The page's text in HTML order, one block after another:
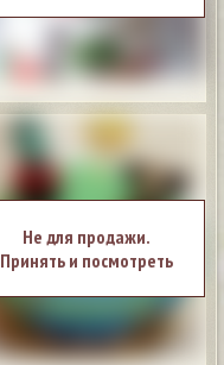
Не для продажи.
Принять и посмотреть